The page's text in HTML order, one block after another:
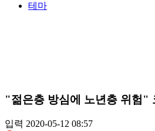
테마
"젊은층 방심에 노년층 위험"
입력 2020-05-12 08:57